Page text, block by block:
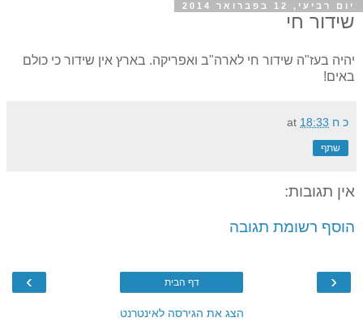
יום רביעי, 12 בפברואר 2014
שידור חי
יהיה בעז"ה שידור חי לארה"ב ואפריקה. בארץ אין שידור כי כולם
באים!
כ ח at 18:33
שתף
אין תגובות:
הוסף רשומת תגובה
‹
› דף הבית
הצג את הגירסה לאינטרנט